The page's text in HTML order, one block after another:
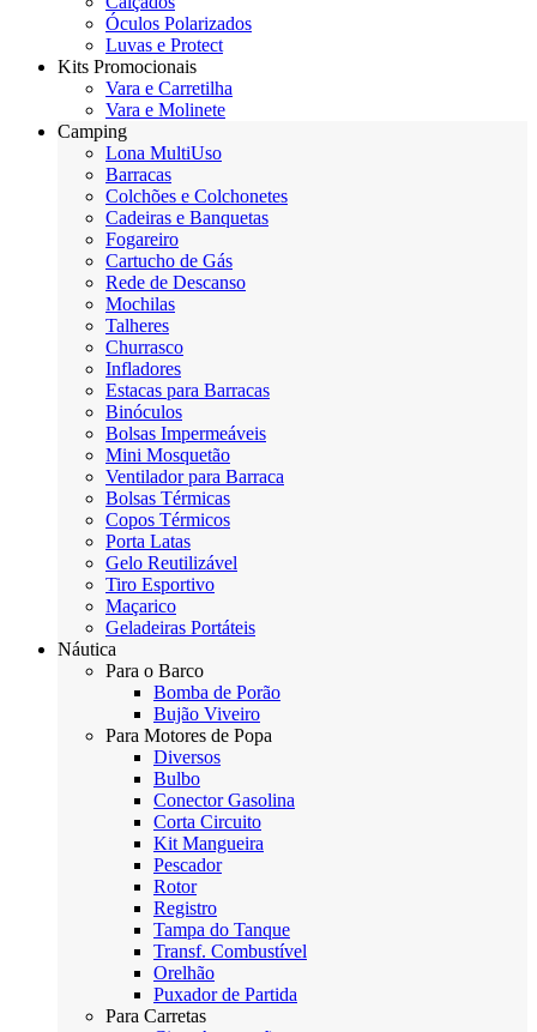
Óculos Polarizados
Luvas e Protect
Kits Promocionais
Vara e Carretilha
Vara e Molinete
Camping
Lona MultiUso
Barracas
Colchões e Colchonetes
Cadeiras e Banquetas
Fogareiro
Cartucho de Gás
Rede de Descanso
Mochilas
Talheres
Churrasco
Infladores
Estacas para Barracas
Binóculos
Bolsas Impermeáveis
Mini Mosquetão
Ventilador para Barraca
Bolsas Térmicas
Copos Térmicos
Porta Latas
Gelo Reutilizável
Tiro Esportivo
Maçarico
Geladeiras Portáteis
Náutica
Para o Barco
Bomba de Porão
Bujão Viveiro
Para Motores de Popa
Diversos
Bulbo
Conector Gasolina
Corta Circuito
Kit Mangueira
Pescador
Rotor
Registro
Tampa do Tanque
Transf. Combustível
Orelhão
Puxador de Partida
Para Carretas